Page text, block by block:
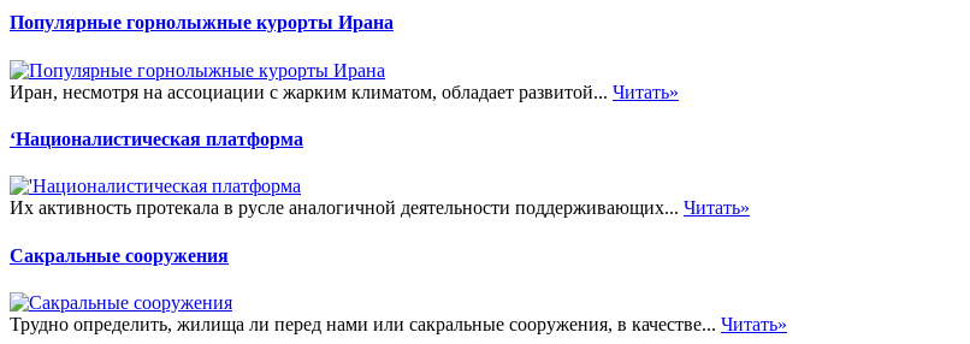
Популярные горнолыжные курорты Ирана
Иран, несмотря на ассоциации с жарким климатом, обладает развитой... Читать»
‘Националистическая платформа
Их активность протекала в русле аналогичной деятельности поддерживающих... Читать»
Сакральные сооружения
Трудно определить, жилища ли перед нами или сакральные сооружения, в качестве... Читать»